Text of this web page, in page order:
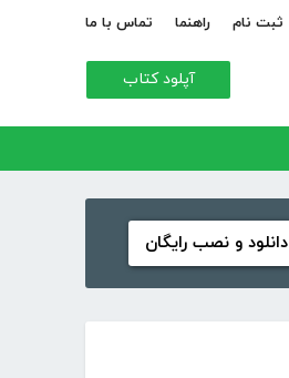
ثبت نام راهنما تماس با ما
آپلود کتاب
دانلود و نصب رایگان